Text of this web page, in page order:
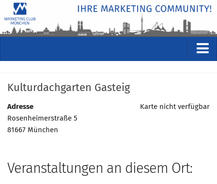
Kommende Veranstaltungen
Veranstaltungsformate
Wer wir sind
Kulturdachgarten Gasteig
Karte nicht verfügbar
Adresse
Rosenheimerstraße 5
81667 München
Veranstaltungen an diesem Ort: